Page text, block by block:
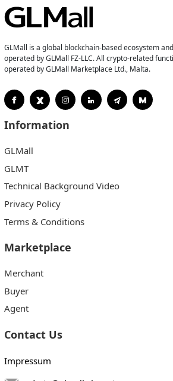
GLMall is a global blockchain-based ecosystem
operated by GLMall FZ-LLC. All crypto-related
operated by GLMall Marketplace Ltd., Malta.
Information
GLMall
GLMT
Technical Background Video
Privacy Policy
Terms & Conditions
Marketplace
Merchant
Buyer
Agent
Contact Us
Impressum